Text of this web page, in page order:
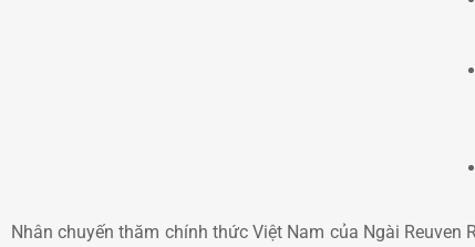
Nhân chuyến thăm chính thức Việt Nam của Ngài